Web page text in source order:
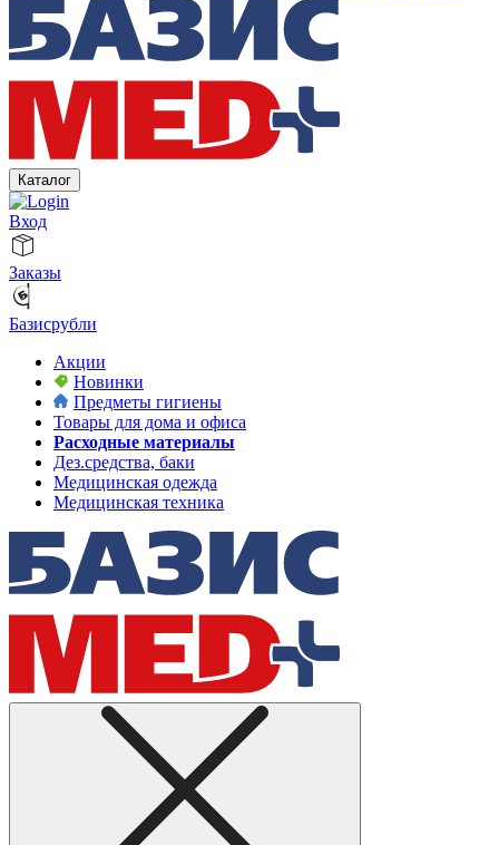
Каталог
Вход
Заказы
Базисрубли
Акции
Новинки
Предметы гигиены
Товары для дома и офиса
Расходные материалы
Дез.средства, баки
Медицинская одежда
Медицинская техника